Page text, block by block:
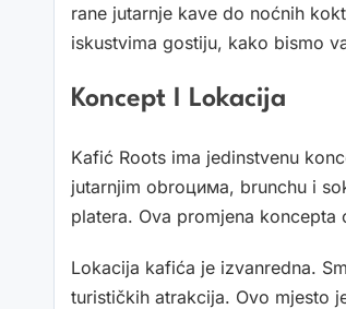
rane jutarnje kave do noćnih
iskustvima gostiju, kako bismo
Koncept I Lokacija
Kafić Roots ima jedinstvenu
jutarnjim obroцима, brunchu i
platera. Ova promjena
Lokacija kafića je izvanredna.
turističkih atrakcija. Ovo mjesto